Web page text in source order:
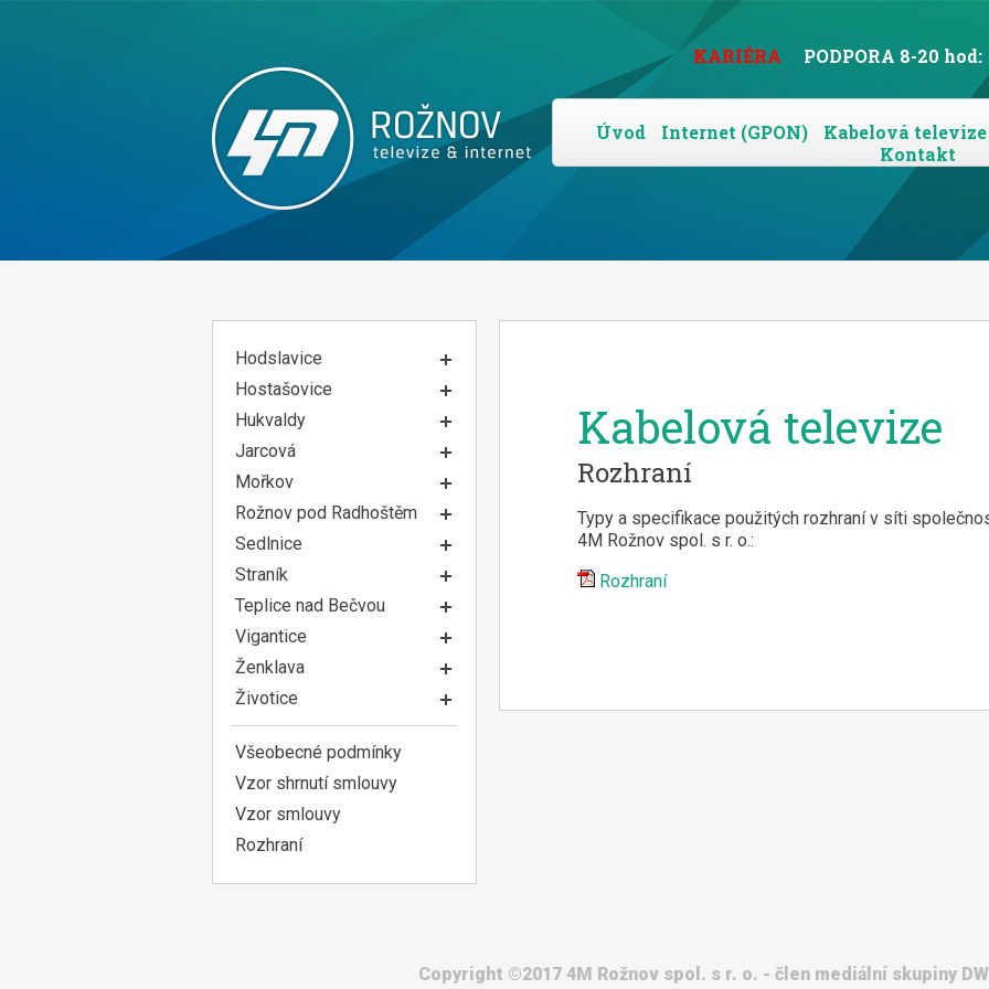
KARIÉRA PODPORA 8-20 hod:
Úvod Internet (GPON) Kabelová televize
Kontakt
Hodslavice
Hostašovice
Hukvaldy
Jarcová
Mořkov
Rožnov pod Radhoštěm
Sedlnice
Straník
Teplice nad Bečvou
Vigantice
Ženklava
Životice
Všeobecné podmínky
Vzor shrnutí smlouvy
Vzor smlouvy
Rozhraní
Kabelová televize
Rozhraní
Typy a specifikace použitých rozhraní v síti
4M Rožnov spol. s r. o.:
Rozhraní
Copyright ©2017 4M Rožnov spol. s r. o. - člen mediální skupiny